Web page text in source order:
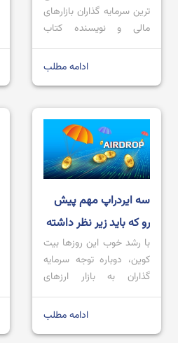
ترین سرمایه گذاران بازارهای
مالی و نویسنده کتاب
محبوب پدر پولدار، پدر فقیر
پیش‌بینی کرده که قیمت
دلیل اصلی آن را سقوط
ارزش دلار آمریکا به خاطر
سیاست‌های پولی تورمی می
داند. او همچنین معتقد
است که علاوه […]
ادامه مطلب
سه ایردراپ مهم پیش
رو که باید زیر نظر داشته
باشید
با رشد خوب این روزها بیت
کوین، دوباره توجه سرمایه
گذاران به بازار ارزهای
دیجیتال به ویژه ایردراپ
های جدید و مهم جلب شده
ادامه مطلب